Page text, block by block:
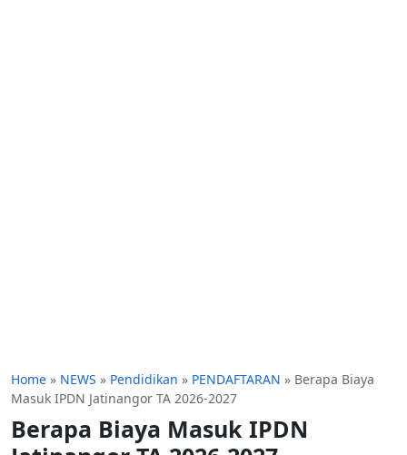
Home » NEWS » Pendidikan » PENDAFTARAN » Berapa Biaya
Masuk IPDN Jatinangor TA 2026-2027
Berapa Biaya Masuk IPDN